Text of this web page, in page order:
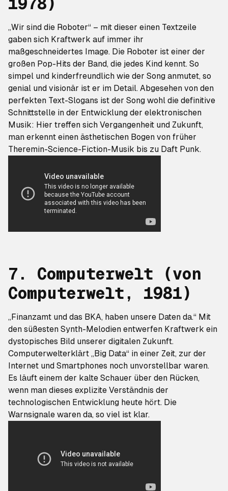
„Wir sind die Roboter“ – mit dieser einen Textzeile
gaben sich Kraftwerk auf immer ihr
maßgeschneidertes Image. Die Roboter ist einer der
großen Pop-Hits der Band, die jedes Kind kennt. So
simpel und kinderfreundlich wie der Song anmutet, so
genial und visionär ist er im Detail. Abgesehen von den
perfekten Text-Slogans ist der Song wohl die definitive
Schnittstelle in der Entwicklung der elektronischen
Musik: Hier treffen sich Vergangenheit und Zukunft,
man erkennt einen ästhetischen Bogen von früher
Theremin-Science-Fiction-Musik bis zu Daft Punk.
7. Computerwelt (von
Computerwelt , 1981)
„Finanzamt und das BKA, haben unsere Daten da.“ Mit
den süßesten Synth-Melodien entwerfen Kraftwerk ein
dystopisches Bild unserer digitalen Zukunft.
Computerwelterklärt „Big Data“ in einer Zeit, zur der
Internet und Smartphones noch unvorstellbar waren.
Es läuft einem der kalte Schauer über den Rücken,
wenn man dieses explizite Verständnis der
technologischen Entwicklung heute hört. Die
Warnsignale waren da, so viel ist klar.